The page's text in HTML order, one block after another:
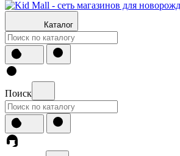
Каталог
Поиск